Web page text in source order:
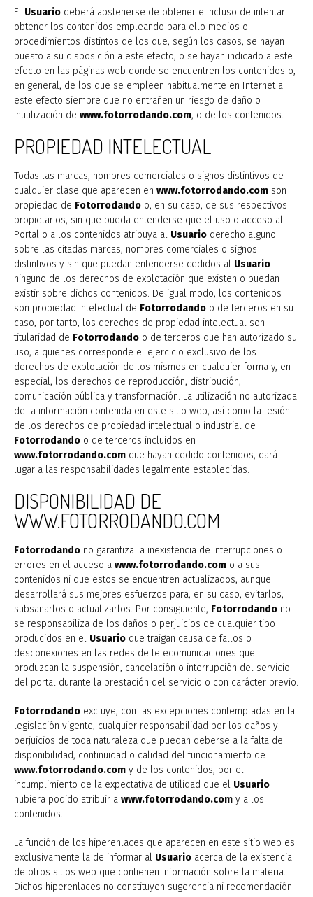
El Usuario deberá abstenerse de obtener e incluso de intentar
obtener los contenidos empleando para ello medios o
procedimientos distintos de los que, según los casos, se hayan
puesto a su disposición a este efecto, o se hayan indicado a este
efecto en las páginas web donde se encuentren los contenidos o,
en general, de los que se empleen habitualmente en Internet a
este efecto siempre que no entrañen un riesgo de daño o
inutilización de www.fotorrodando.com, o de los contenidos.
PROPIEDAD INTELECTUAL
Todas las marcas, nombres comerciales o signos distintivos de
cualquier clase que aparecen en www.fotorrodando.com son
propiedad de Fotorrodando o, en su caso, de sus respectivos
propietarios, sin que pueda entenderse que el uso o acceso al
Portal o a los contenidos atribuya al Usuario derecho alguno
sobre las citadas marcas, nombres comerciales o signos
distintivos y sin que puedan entenderse cedidos al Usuario
ninguno de los derechos de explotación que existen o puedan
existir sobre dichos contenidos. De igual modo, los contenidos
son propiedad intelectual de Fotorrodando o de terceros en su
caso, por tanto, los derechos de propiedad intelectual son
titularidad de Fotorrodando o de terceros que han autorizado su
uso, a quienes corresponde el ejercicio exclusivo de los
derechos de explotación de los mismos en cualquier forma y, en
especial, los derechos de reproducción, distribución,
comunicación pública y transformación. La utilización no autorizada
de la información contenida en este sitio web, así como la lesión
de los derechos de propiedad intelectual o industrial de
Fotorrodando o de terceros incluidos en
www.fotorrodando.com que hayan cedido contenidos, dará
lugar a las responsabilidades legalmente establecidas.
DISPONIBILIDAD DE
WWW.FOTORRODANDO.COM
Fotorrodando no garantiza la inexistencia de interrupciones o
errores en el acceso a www.fotorrodando.com o a sus
contenidos ni que estos se encuentren actualizados, aunque
desarrollará sus mejores esfuerzos para, en su caso, evitarlos,
subsanarlos o actualizarlos. Por consiguiente, Fotorrodando no
se responsabiliza de los daños o perjuicios de cualquier tipo
producidos en el Usuario que traigan causa de fallos o
desconexiones en las redes de telecomunicaciones que
produzcan la suspensión, cancelación o interrupción del servicio
del portal durante la prestación del servicio o con carácter previo.
Fotorrodando excluye, con las excepciones contempladas en la
legislación vigente, cualquier responsabilidad por los daños y
perjuicios de toda naturaleza que puedan deberse a la falta de
disponibilidad, continuidad o calidad del funcionamiento de
www.fotorrodando.com y de los contenidos, por el
incumplimiento de la expectativa de utilidad que el Usuario
hubiera podido atribuir a www.fotorrodando.com y a los
contenidos.
La función de los hiperenlaces que aparecen en este sitio web es
exclusivamente la de informar al Usuario acerca de la existencia
de otros sitios web que contienen información sobre la materia.
Dichos hiperenlaces no constituyen sugerencia ni recomendación